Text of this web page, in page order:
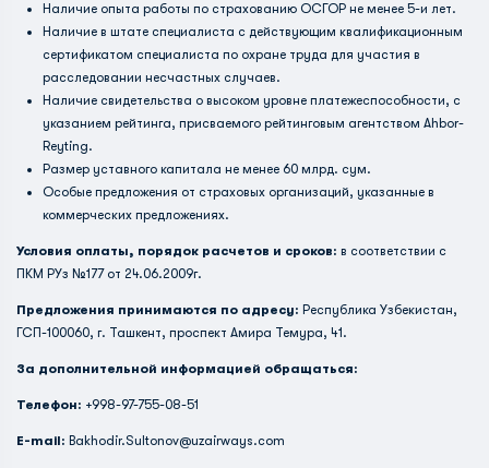
Наличие опыта работы по страхованию ОСГОР не менее 5-и лет.
Наличие в штате специалиста с действующим квалификационным
сертификатом специалиста по охране труда для участия в
расследовании несчастных случаев.
Наличие свидетельства о высоком уровне платежеспособности, с
указанием рейтинга, присваемого рейтинговым агентством Ahbor-
Reyting.
Размер уставного капитала не менее 60 млрд. сум.
Особые предложения от страховых организаций, указанные в
коммерческих предложениях.
Условия оплаты, порядок расчетов и сроков: в соответствии с
ПКМ РУз №177 от 24.06.2009г.
Предложения принимаются по адресу: Республика Узбекистан,
ГСП-100060, г. Ташкент, проспект Амира Темура, 41.
За дополнительной информацией обращаться:
Телефон: +998-97-755-08-51
E-mail: Bakhodir.Sultonov@uzairways.com